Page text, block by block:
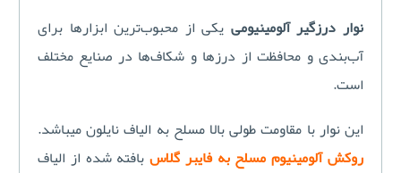
نوار درزگیر آلومینیومی یکی از محبوب‌ترین ابزارها برای
آب‌بندی و محافظت از درزها و شکاف‌ها در صنایع مختلف
است.
این نوار با مقاومت طولی بالا مسلح به الیاف نایلون میباشد.
روکش آلومینیوم مسلح به فایبر گلاسبافته شده از الیاف